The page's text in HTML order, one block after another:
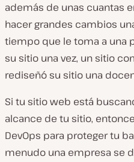
además de unas cuantas
hacer grandes cambios
tiempo que le toma a una
su sitio una vez, un sitio
rediseñó su sitio una
Si tu sitio web está
alcance de tu sitio,
DevOps para proteger tu
menudo una empresa se